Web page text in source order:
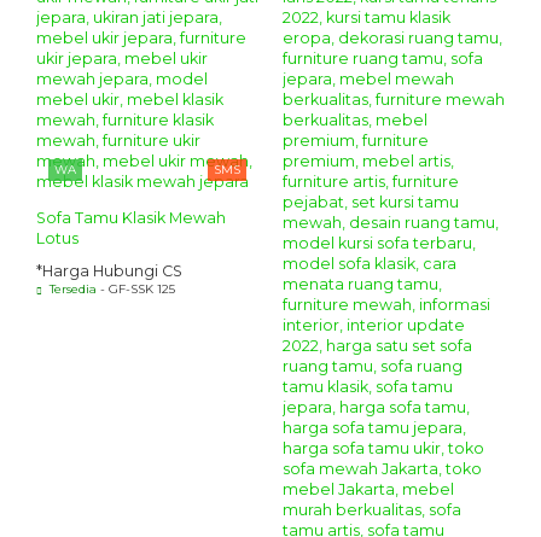
WA SMS
Sofa Tamu Klasik Mewah
Lotus
*Harga Hubungi CS
Tersedia - GF-SSK 125